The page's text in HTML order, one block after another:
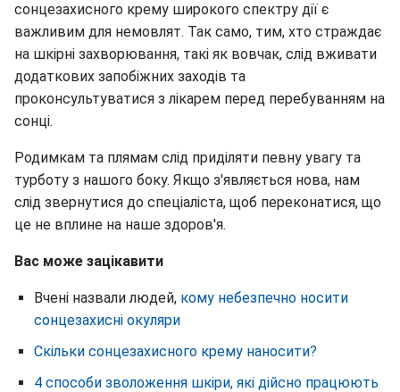
сонцезахисного крему широкого спектру дії є
важливим для немовлят. Так само, тим, хто страждає
на шкірні захворювання, такі як вовчак, слід вживати
додаткових запобіжних заходів та
проконсультуватися з лікарем перед перебуванням на
сонці.
Родимкам та плямам слід приділяти певну увагу та
турботу з нашого боку. Якщо з'являється нова, нам
слід звернутися до спеціаліста, щоб переконатися, що
це не вплине на наше здоров'я.
Вас може зацікавити
Вчені назвали людей, кому небезпечно носити
сонцезахисні окуляри
Скільки сонцезахисного крему наносити?
4 способи зволоження шкіри, які дійсно працюють